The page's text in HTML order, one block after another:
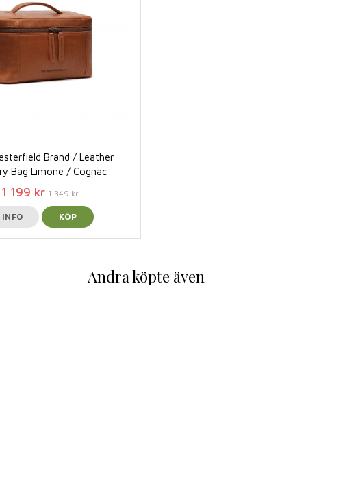
Brand / Leather
Bag Limone / Cognac
1 199 kr 1 349 kr
INFO KÖP
Andra köpte även